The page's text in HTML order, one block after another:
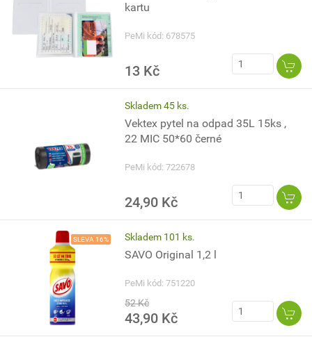
kartu
PeMi kód: 678575
13 Kč
Skladem 45 ks.
Vektex pytel na odpad 35L 15ks ,
22 MIC 50*60 černé
PeMi kód: 722678
24,90 Kč
SLEVA 16% Skladem 101 ks.
SAVO Original 1,2 l
PeMi kód: 751220
52 Kč
43,90 Kč